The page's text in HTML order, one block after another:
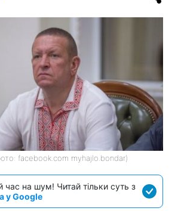
facebook.com myhajlo.bondar)
час на шум! Читай тільки суть з
у Google